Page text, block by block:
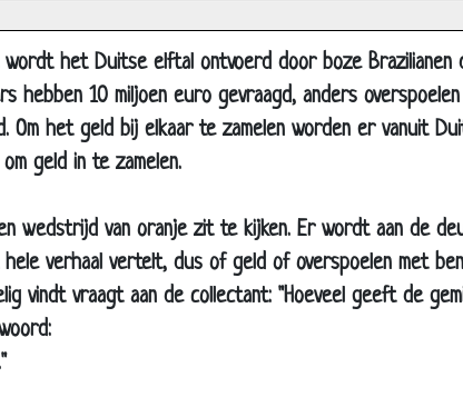
wordt het Duitse elftal ontvoerd door boze
hebben 10 miljoen euro gevraagd, anders
Om het geld bij elkaar te zamelen worden er vanuit
geld in te zamelen.
wedstrijd van oranje zit te kijken. Er wordt aan de
verhaal vertelt, dus of geld of overspoelen met
vindt vraagt aan de collectant: "Hoeveel geeft de
papier
Myjer - Anna Kournikova
hond
René van Meurs - Hardloop-app
Evert Kwok - Ingemaakt
de bal
voetbalelftal
met Gijs